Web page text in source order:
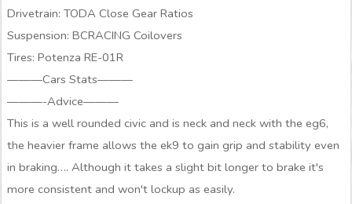
Drivetrain: TODA Close Gear Ratios
Suspension: BCRACING Coilovers
Tires: Potenza RE-01R
———Cars Stats———
———-Advice———
This is a well rounded civic and is neck and neck with the eg6,
the heavier frame allows the ek9 to gain grip and stability even
in braking…. Although it takes a slight bit longer to brake it's
more consistent and won't lockup as easily.